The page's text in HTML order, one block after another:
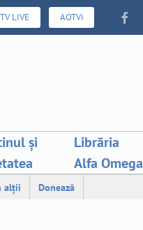
TV LIVE AOTVi
și
Librăria
Alfa Omega
alții Donează